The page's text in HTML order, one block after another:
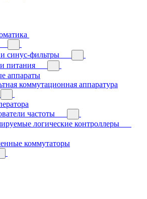
синус-фильтры
питания
аппараты
коммутационная аппаратура
частоты
логические контроллеры
коммутаторы